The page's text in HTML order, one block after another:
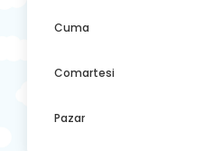
Cuma
Comartesi
Pazar